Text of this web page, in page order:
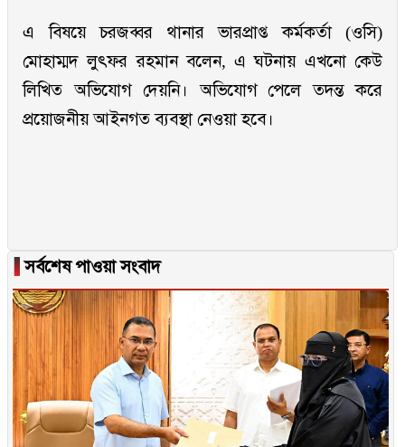
এ বিষয়ে চরজব্বর থানার ভারপ্রাপ্ত কর্মকর্তা (ওসি)
মোহাম্মদ লুৎফর রহমান বলেন, এ ঘটনায় এখনো কেউ
লিখিত অভিযোগ দেয়নি। অভিযোগ পেলে তদন্ত করে
প্রয়োজনীয় আইনগত ব্যবস্থা নেওয়া হবে।
▐সর্বশেষ পাওয়া সংবাদ